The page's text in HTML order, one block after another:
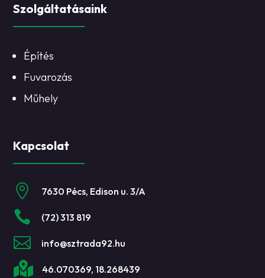
Szolgáltatásaink
Építés
Fuvarozás
Műhely
Kapcsolat
 7630 Pécs, Edison u. 3/A
 (72) 313 819
 info@sztrada92.hu
 46.070369, 18.268439